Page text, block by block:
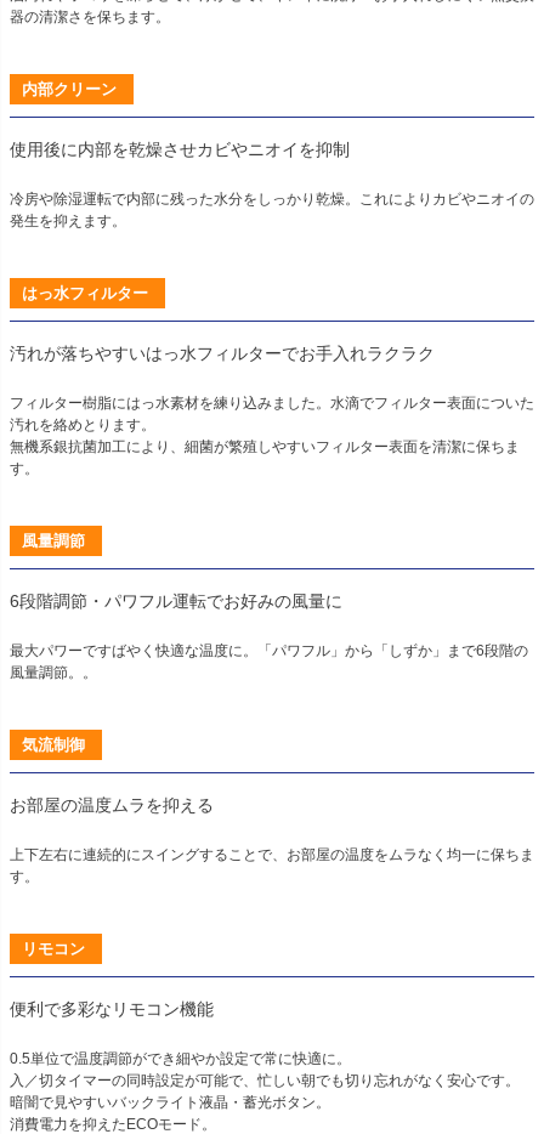
器の清潔さを保ちます。
内部クリーン
使用後に内部を乾燥させカビやニオイを抑制
冷房や除湿運転で内部に残った水分をしっかり乾燥。これによりカビやニオイの
発生を抑えます。
はっ水フィルター
汚れが落ちやすいはっ水フィルターでお手入れラクラク
フィルター樹脂にはっ水素材を練り込みました。水滴でフィルター表面についた
汚れを絡めとります。
無機系銀抗菌加工により、細菌が繁殖しやすいフィルター表面を清潔に保ちま
す。
風量調節
6段階調節・パワフル運転でお好みの風量に
最大パワーですばやく快適な温度に。「パワフル」から「しずか」まで6段階の
風量調節。。
気流制御
お部屋の温度ムラを抑える
上下左右に連続的にスイングすることで、お部屋の温度をムラなく均一に保ちま
す。
リモコン
便利で多彩なリモコン機能
0.5単位で温度調節ができ細やか設定で常に快適に。
入／切タイマーの同時設定が可能で、忙しい朝でも切り忘れがなく安心です。
暗闇で見やすいバックライト液晶・蓄光ボタン。
消費電力を抑えたECOモード。